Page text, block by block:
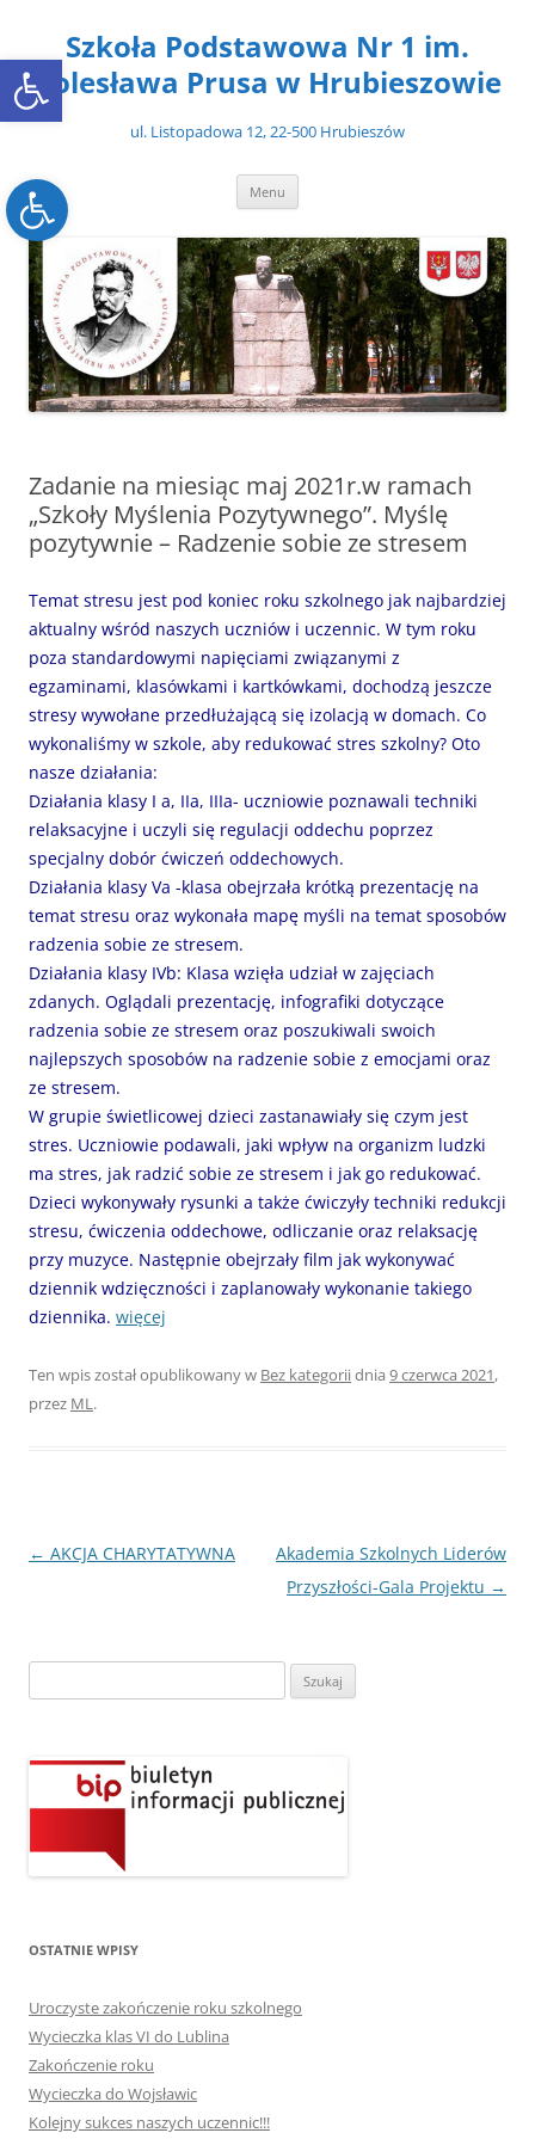
Open toolbar
Open toolbar
treściSzkoła Podstawowa Nr 1 im.
Bolesława Prusa w Hrubieszowie
ul. Listopadowa 12, 22-500 Hrubieszów
Menu
Zadanie na miesiąc maj 2021r.w ramach
„Szkoły Myślenia Pozytywnego”. Myślę
pozytywnie – Radzenie sobie ze stresem
Temat stresu jest pod koniec roku szkolnego jak najbardziej
aktualny wśród naszych uczniów i uczennic. W tym roku
poza standardowymi napięciami związanymi z
egzaminami, klasówkami i kartkówkami, dochodzą jeszcze
stresy wywołane przedłużającą się izolacją w domach. Co
wykonaliśmy w szkole, aby redukować stres szkolny? Oto
nasze działania:
Działania klasy I a, IIa, IIIa- uczniowie poznawali techniki
relaksacyjne i uczyli się regulacji oddechu poprzez
specjalny dobór ćwiczeń oddechowych.
Działania klasy Va -klasa obejrzała krótką prezentację na
temat stresu oraz wykonała mapę myśli na temat sposobów
radzenia sobie ze stresem.
Działania klasy IVb: Klasa wzięła udział w zajęciach
zdanych. Oglądali prezentację, infografiki dotyczące
radzenia sobie ze stresem oraz poszukiwali swoich
najlepszych sposobów na radzenie sobie z emocjami oraz
ze stresem.
W grupie świetlicowej dzieci zastanawiały się czym jest
stres. Uczniowie podawali, jaki wpływ na organizm ludzki
ma stres, jak radzić sobie ze stresem i jak go redukować.
Dzieci wykonywały rysunki a także ćwiczyły techniki redukcji
stresu, ćwiczenia oddechowe, odliczanie oraz relaksację
przy muzyce. Następnie obejrzały film jak wykonywać
dziennik wdzięczności i zaplanowały wykonanie takiego
dziennika. więcej
Ten wpis został opublikowany w Bez kategoriidnia 9 czerwca 2021,
przez ML.
Nawigacja
← AKCJA CHARYTATYWNA
Akademia Szkolnych Liderów
Przyszłości-Gala Projektu →
OSTATNIE WPISY
Uroczyste zakończenie roku szkolnego
Wycieczka klas VI do Lublina
Zakończenie roku
Wycieczka do Wojsławic
Kolejny sukces naszych uczennic!!!